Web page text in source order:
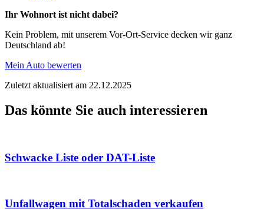
Ihr Wohnort ist nicht dabei?
Kein Problem, mit unserem Vor-Ort-Service decken wir ganz
Deutschland ab!
Mein Auto bewerten
Zuletzt aktualisiert am 22.12.2025
Das könnte Sie auch interessieren
Schwacke Liste oder DAT-Liste
Unfallwagen mit Totalschaden verkaufen